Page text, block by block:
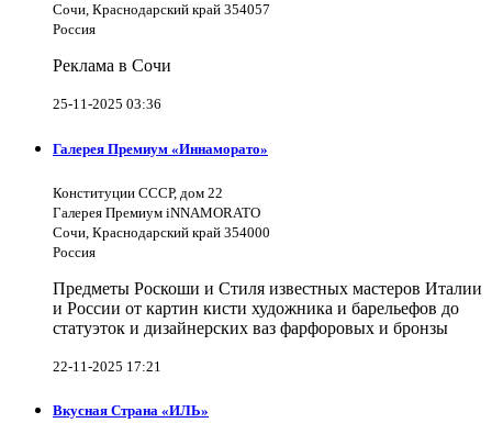
Сочи, Краснодарский край 354057
Россия
Реклама в Сочи
25-11-2025 03:36
Галерея Премиум «Иннаморато»
Конституции СССР, дом 22
Галерея Премиум iNNAMORATO
Сочи, Краснодарский край 354000
Россия
Предметы Роскоши и Стиля известных мастеров Италии
и России от картин кисти художника и барельефов до
статуэток и дизайнерских ваз фарфоровых и бронзы
22-11-2025 17:21
Вкусная Страна «ИЛЬ»